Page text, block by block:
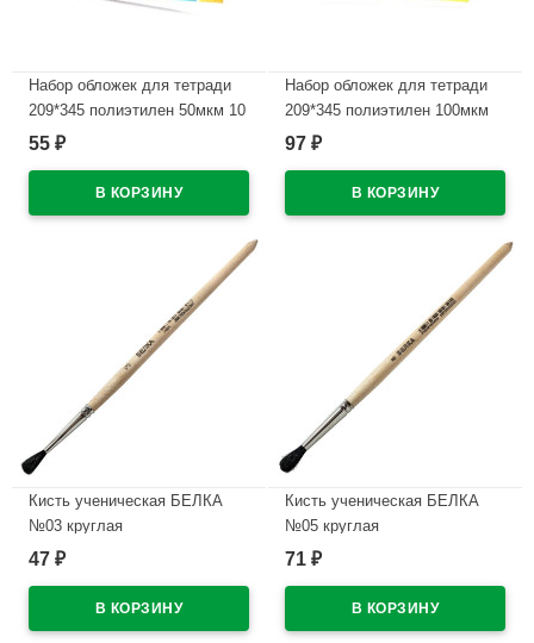
Набор обложек для тетради
209*345 полиэтилен 50мкм 10
штук в наборе арт Т50-10
55 ₽
Набор обложек для тетради
209*345 полиэтилен 100мкм
10 штук в наборе арт Т100-10
97 ₽
Кисть ученическая БЕЛКА
№03 круглая
В наличии
47 ₽
Кисть ученическая БЕЛКА
№05 круглая
В наличии
71 ₽